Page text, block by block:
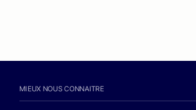
MIEUX NOUS CONNAITRE